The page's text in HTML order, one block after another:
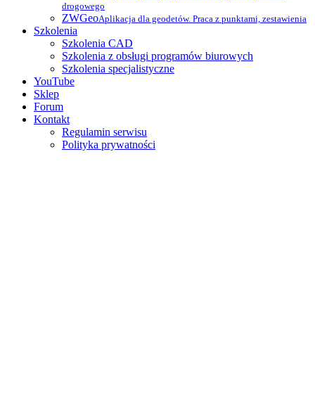
drogowego
ZWGeoAplikacja dla geodetów. Praca z punktami, zestawienia
Szkolenia
Szkolenia CAD
Szkolenia z obsługi programów biurowych
Szkolenia specjalistyczne
YouTube
Sklep
Forum
Kontakt
Regulamin serwisu
Polityka prywatności